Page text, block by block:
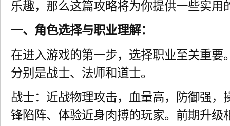
乐趣，那么这篇攻略将为你提供一些实用
一、角色选择与职业理解：
在进入游戏的第一步，选择职业至关重要
分别是战士、法师和道士。
战士：近战物理攻击，血量高，防御强，
锋陷阵、体验近身肉搏的玩家。前期升级